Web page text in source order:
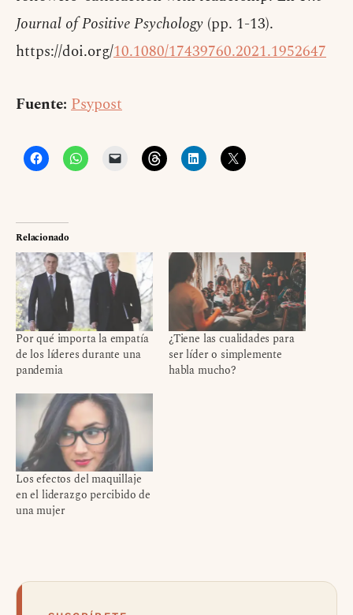
Journal of Positive Psychology (pp. 1-13).
https://doi.org/10.1080/17439760.2021.1952647
Fuente: Psypost
Relacionado
Por qué importa la empatía
de los líderes durante una
pandemia
¿Tiene las cualidades para
ser líder o simplemente
habla mucho?
Los efectos del maquillaje
en el liderazgo percibido de
una mujer